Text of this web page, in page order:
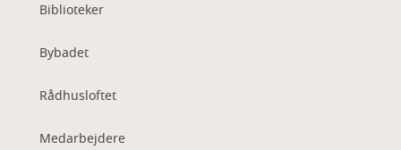
Biblioteker
Bybadet
Rådhusloftet
Medarbejdere